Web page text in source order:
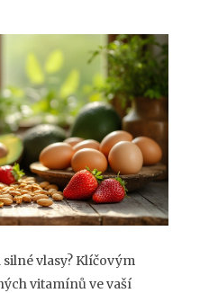
vlasy? Klíčovým
vitamínů ve vaší